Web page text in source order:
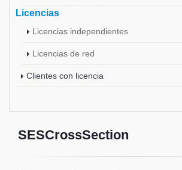
Licencias
Licencias independientes
Licencias de red
Clientes con licencia
SESCrossSection